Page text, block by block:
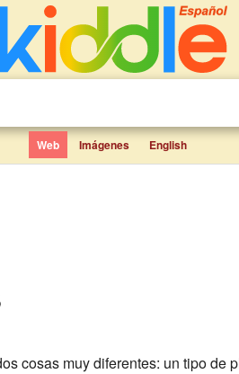
Web Imágenes English
cosas muy diferentes: un tipo de